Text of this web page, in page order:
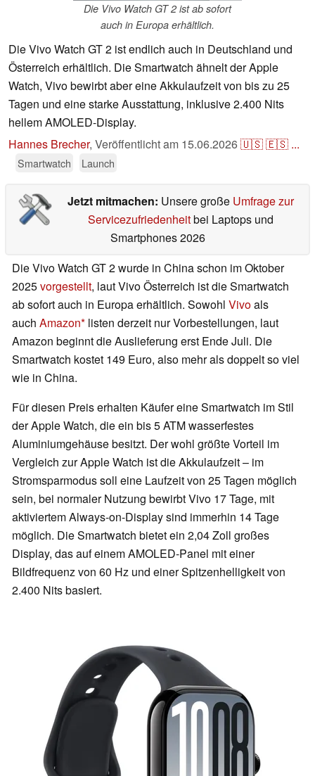
Die Vivo Watch GT 2 ist ab sofort
auch in Europa erhältlich.
Die Vivo Watch GT 2 ist endlich auch in Deutschland und
Österreich erhältlich. Die Smartwatch ähnelt der Apple
Watch, Vivo bewirbt aber eine Akkulaufzeit von bis zu 25
Tagen und eine starke Ausstattung, inklusive 2.400 Nits
hellem AMOLED-Display.
Hannes Brecher, Veröffentlicht am 15.06.2026🇺🇸🇪🇸 ...
Smartwatch Launch
Jetzt mitmachen: Unsere große Umfrage zur
Servicezufriedenheitbei Laptops und
Smartphones 2026
Die Vivo Watch GT 2 wurde in China schon im Oktober
2025vorgestellt, laut Vivo Österreich ist die Smartwatch
ab sofort auch in Europa erhältlich. Sowohl Vivoals
auch Amazon listen derzeit nur Vorbestellungen, laut
Amazon beginnt die Auslieferung erst Ende Juli. Die
Smartwatch kostet 149 Euro, also mehr als doppelt so viel
wie in China.
Für diesen Preis erhalten Käufer eine Smartwatch im Stil
der Apple Watch, die ein bis 5 ATM wasserfestes
Aluminiumgehäuse besitzt. Der wohl größte Vorteil im
Vergleich zur Apple Watch ist die Akkulaufzeit – im
Stromsparmodus soll eine Laufzeit von 25 Tagen möglich
sein, bei normaler Nutzung bewirbt Vivo 17 Tage, mit
aktiviertem Always-on-Display sind immerhin 14 Tage
möglich. Die Smartwatch bietet ein 2,04 Zoll großes
Display, das auf einem AMOLED-Panel mit einer
Bildfrequenz von 60 Hz und einer Spitzenhelligkeit von
2.400 Nits basiert.